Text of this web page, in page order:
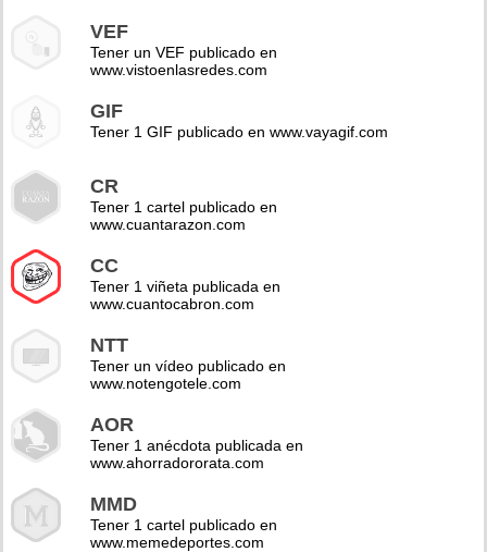
VEF
Tener un VEF publicado en
www.vistoenlasredes.com
GIF
Tener 1 GIF publicado en www.vayagif.com
CR
Tener 1 cartel publicado en
www.cuantarazon.com
CC
Tener 1 viñeta publicada en
www.cuantocabron.com
NTT
Tener un vídeo publicado en
www.notengotele.com
AOR
Tener 1 anécdota publicada en
www.ahorradororata.com
MMD
Tener 1 cartel publicado en
www.memedeportes.com